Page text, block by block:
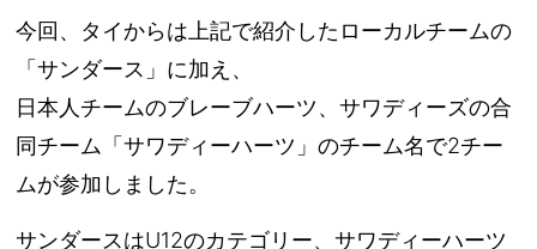
今回、タイからは上記で紹介したローカルチームの
「サンダース」に加え、
日本人チームのブレーブハーツ、サワディーズの合
同チーム「サワディーハーツ」のチーム名で2チー
ムが参加しました。
サンダースはU12のカテゴリー、サワディーハーツ